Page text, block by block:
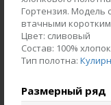
Гортензия. Модель
втачными
Цвет: сливовый
Состав: 100% хлопок
Тип полотна:
Размерный ряд